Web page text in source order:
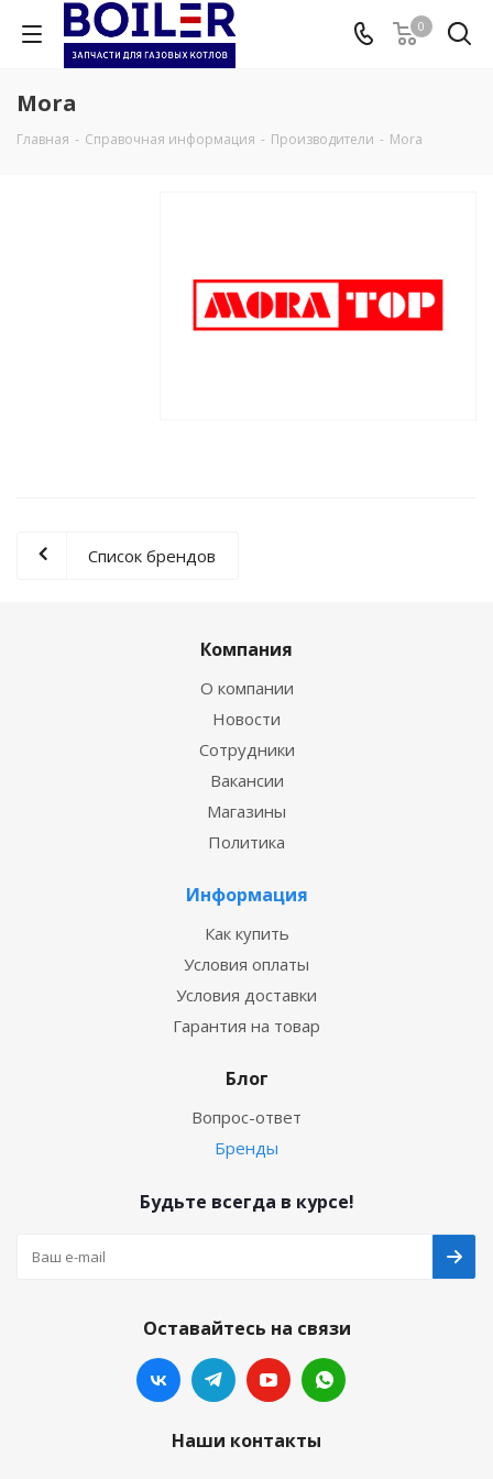
0
Mora
Главная - Справочная информация - Производители - Mora
Список брендов
Компания
О компании
Новости
Сотрудники
Вакансии
Магазины
Политика
Информация
Как купить
Условия оплаты
Условия доставки
Гарантия на товар
Блог
Вопрос-ответ
Бренды
Будьте всегда в курсе!
Оставайтесь на связи
Наши контакты